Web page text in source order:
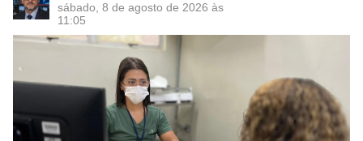
sábado, 8 de agosto de 2026 às
11:05